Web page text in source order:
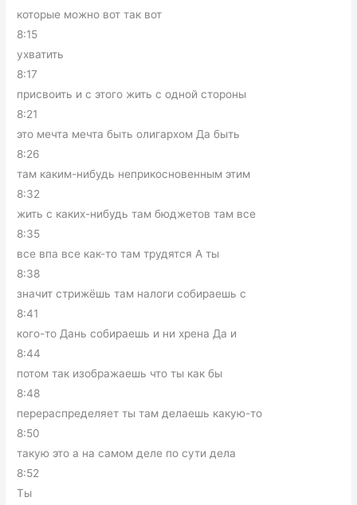
которые можно вот так вот
8:15
ухватить
8:17
присвоить и с этого жить с одной стороны
8:21
это мечта мечта быть олигархом Да быть
8:26
там каким-нибудь неприкосновенным этим
8:32
жить с каких-нибудь там бюджетов там все
8:35
все впа все как-то там трудятся А ты
8:38
значит стрижёшь там налоги собираешь с
8:41
кого-то Дань собираешь и ни хрена Да и
8:44
потом так изображаешь что ты как бы
8:48
перераспределяет ты там делаешь какую-то
8:50
такую это а на самом деле по сути дела
8:52
Ты